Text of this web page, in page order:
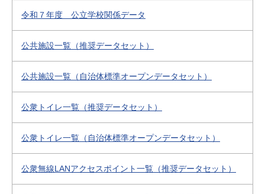
令和７年度 公立学校関係データ
公共施設一覧（推奨データセット）
公共施設一覧（自治体標準オープンデータセット）
公衆トイレ一覧（推奨データセット）
公衆トイレ一覧（自治体標準オープンデータセット）
公衆無線LANアクセスポイント一覧（推奨データセット）